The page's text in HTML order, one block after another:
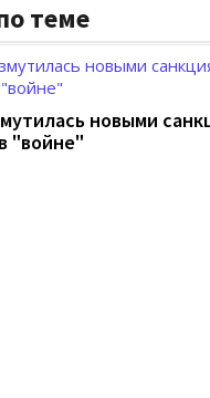
теме
новыми
"войне"